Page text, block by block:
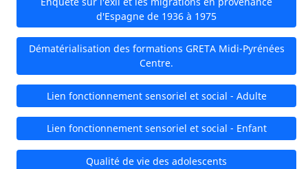
d'Espagne de 1936 à 1975
Dématérialisation des formations GRETA Midi-Pyrénées
Centre.
Lien fonctionnement sensoriel et social - Adulte
Lien fonctionnement sensoriel et social - Enfant
Qualité de vie des adolescents